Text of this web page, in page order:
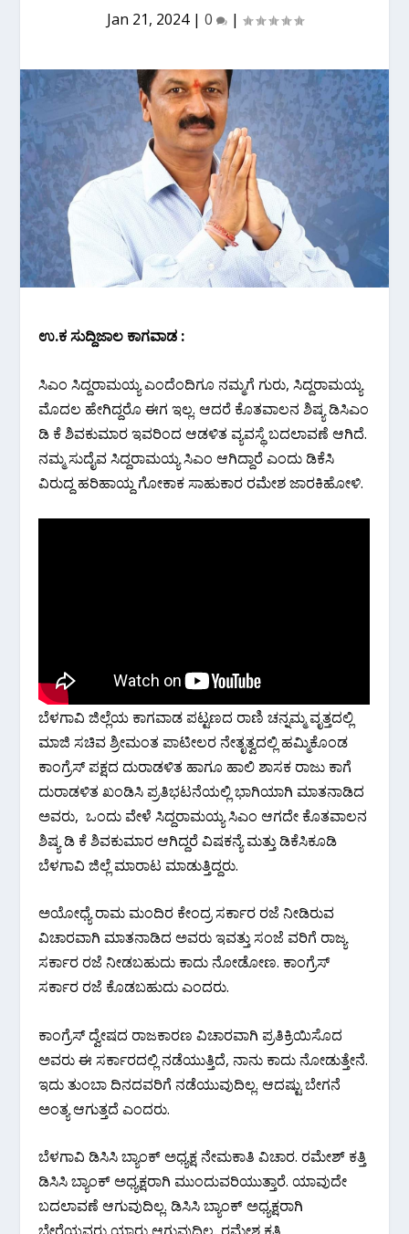
Jan 21, 2024| 0 |
ಉ.ಕ‌ ಸುದ್ದಿಜಾಲ ಕಾಗವಾಡ :
ಸಿಎಂ ಸಿದ್ದರಾಮಯ್ಯ ಎಂದೆಂದಿಗೂ ನಮ್ಮಗೆ ಗುರು, ಸಿದ್ದರಾಮಯ್ಯ
ಮೊದಲ ಹೇಗಿದ್ದರೊ ಈಗ ಇಲ್ಲ. ಆದರೆ ಕೊತವಾಲನ ಶಿಷ್ಯ ಡಿಸಿಎಂ
ಡಿ‌ ಕೆ‌ ಶಿವಕುಮಾರ ಇವರಿಂದ ಆಡಳಿತ ವ್ಯವಸ್ಥೆ ಬದಲಾವಣೆ ಆಗಿದೆ.
ನಮ್ಮ ಸುದೈವ ಸಿದ್ದರಾಮಯ್ಯ ಸಿಎಂ ಆಗಿದ್ದಾರೆ ಎಂದು ಡಿಕೆಸಿ
ವಿರುದ್ದ ಹರಿಹಾಯ್ದ ಗೋಕಾಕ ಸಾಹುಕಾರ ರಮೇಶ ಜಾರಕಿಹೋಳಿ.
ಬೆಳಗಾವಿ ಜಿಲ್ಲೆಯ ಕಾಗವಾಡ ಪಟ್ಟಣದ ರಾಣಿ ಚನ್ನಮ್ಮ ವೃತ್ತದಲ್ಲಿ
ಮಾಜಿ ಸಚಿವ ಶ್ರೀಮಂತ ಪಾಟೀಲರ ನೇತೃತ್ವದಲ್ಲಿ ಹಮ್ಮಿಕೊಂಡ
ಕಾಂಗ್ರೆಸ್ ಪಕ್ಷದ ದುರಾಡಳಿತ ಹಾಗೂ ಹಾಲಿ ಶಾಸಕ ರಾಜು‌ ಕಾಗೆ
ದುರಾಡಳಿತ ಖಂಡಿಸಿ ಪ್ರತಿಭಟನೆಯಲ್ಲಿ ಭಾಗಿಯಾಗಿ ಮಾತನಾಡಿದ
ಅವರು, ಒಂದು ವೇಳೆ ಸಿದ್ದರಾಮಯ್ಯ ಸಿಎಂ ಆಗದೇ ಕೊತವಾಲನ
ಶಿಷ್ಯ ಡಿ ಕೆ ಶಿವಕುಮಾರ ಆಗಿದ್ದರೆ ವಿಷಕನ್ಯೆ ಮತ್ತು ಡಿಕೆಸಿ‌ಕೂಡಿ
ಬೆಳಗಾವಿ ಜಿಲ್ಲೆ ಮಾರಾಟ ಮಾಡುತ್ತಿದ್ದರು.
ಅಯೋಧ್ಯೆ ರಾಮ ಮಂದಿರ ಕೇಂದ್ರ ಸರ್ಕಾರ ರಜೆ ನೀಡಿರುವ
ವಿಚಾರವಾಗಿ ಮಾತನಾಡಿದ ಅವರು ಇವತ್ತು ಸಂಜೆ ವರಿಗೆ ರಾಜ್ಯ
ಸರ್ಕಾರ ರಜೆ ನೀಡಬಹುದು ಕಾದು ನೋಡೋಣ. ಕಾಂಗ್ರೆಸ್
ಸರ್ಕಾರ ರಜೆ ಕೊಡಬಹುದು ಎಂದರು.
ಕಾಂಗ್ರೆಸ್ ದ್ವೇಷದ ರಾಜಕಾರಣ ವಿಚಾರವಾಗಿ‌ ಪ್ರತಿಕ್ರಿಯಿಸೊದ
ಅವರು ಈ ಸರ್ಕಾರದಲ್ಲಿ ನಡೆಯುತ್ತಿದೆ, ನಾನು ಕಾದು ನೋಡುತ್ತೇನೆ.
ಇದು ತುಂಬಾ ದಿನದವರಿಗೆ ನಡೆಯುವುದಿಲ್ಲ. ಆದಷ್ಟು ಬೇಗನೆ
ಅಂತ್ಯ ಆಗುತ್ತದೆ ಎಂದರು.
ಬೆಳಗಾವಿ ಡಿಸಿಸಿ ಬ್ಯಾಂಕ್ ಅಧ್ಯಕ್ಷ ನೇಮಕಾತಿ ವಿಚಾರ. ರಮೇಶ್ ಕತ್ತಿ
ಡಿಸಿಸಿ ಬ್ಯಾಂಕ್ ಅಧ್ಯಕ್ಷರಾಗಿ ಮುಂದುವರಿಯುತ್ತಾರೆ. ಯಾವುದೇ
ಬದಲಾವಣೆ ಆಗುವುದಿಲ್ಲ. ಡಿಸಿಸಿ ಬ್ಯಾಂಕ್ ಅಧ್ಯಕ್ಷರಾಗಿ